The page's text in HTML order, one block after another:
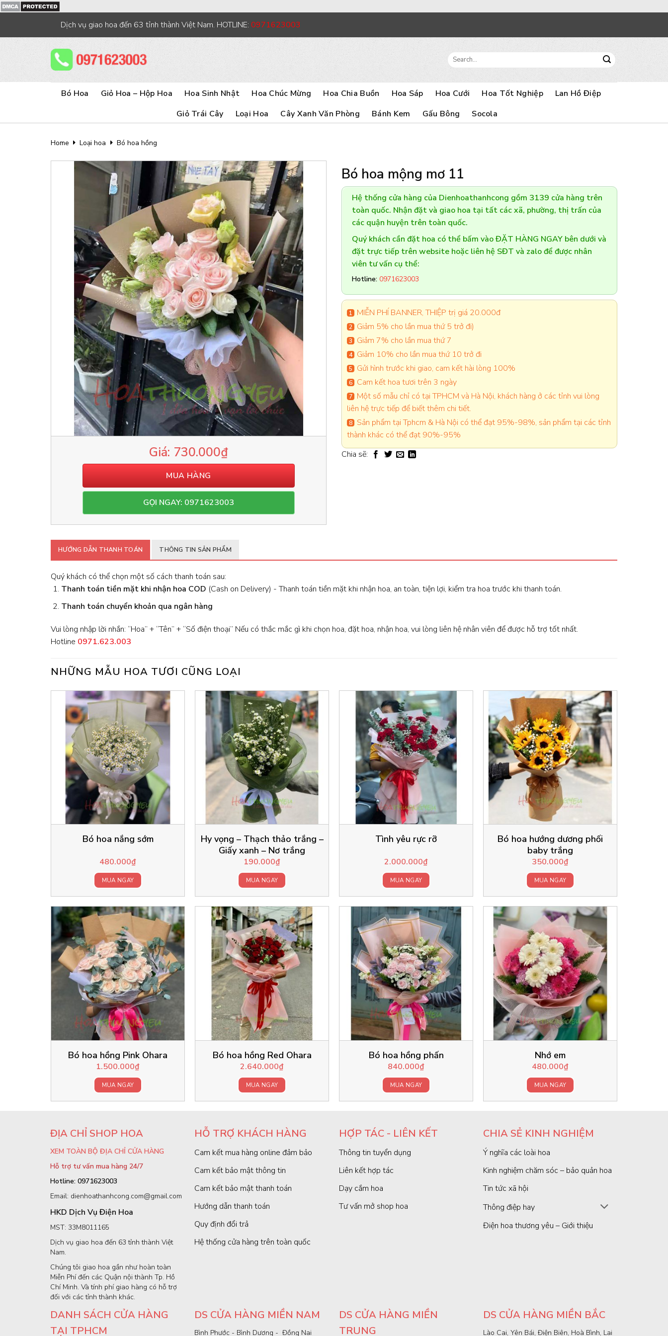
content
Dịch vụ giao hoa đến 63 tỉnh thành Việt Nam. HOTLINE: 0971623003
Search
for:
Bó Hoa Giỏ Hoa – Hộp Hoa Hoa Sinh Nhật Hoa Chúc Mừng Hoa Chia Buồn Hoa Sáp Hoa Cưới Hoa Tốt Nghiệp
Lan Hồ Điệp
Giỏ Trái Cây
Loại Hoa Cây Xanh Văn Phòng Bánh Kem Gấu Bông Socola
Home Loại hoa Bó hoa hồng
730.000₫
MUA HÀNG
GỌI NGAY: 0971623003
Bó hoa mộng mơ 11
Hệ thống cửa hàng của Dienhoathanhcong gồm 3139 cửa hàng trên
toàn quốc. Nhận đặt và giao hoa tại tất các xã, phường, thị trấn của
các quận huyện trên toàn quốc.
Quý khách cần đặt hoa có thể bấm vào ĐẶT HÀNG NGAY bên dưới và
đặt trực tiếp trên website hoặc liên hệ SĐT và zalo để được nhân
viên tư vấn cụ thể:
Hotline: 0971623003
MIỄN PHÍ BANNER, THIỆP trị giá 20.000đ
Giảm 5% cho lần mua thứ 5 trở đi)
Giảm 7% cho lần mua thứ 7
Giảm 10% cho lần mua thứ 10 trở đi
Gửi hình trước khi giao, cam kết hài lòng 100%
Cam kết hoa tươi trên 3 ngày
Một số mẫu chỉ có tại TPHCM và Hà Nội, khách hàng ở các tỉnh vui lòng
liên hệ trực tiếp để biết thêm chi tiết.
Sản phẩm tại Tphcm & Hà Nội có thể đạt 95%-98%, sản phẩm tại các tỉnh
thành khác có thể đạt 90%-95%
Chia sẽ:
HƯỚNG DẪN THANH TOÁN THÔNG TIN SẢN PHẨM
Quý khách có thể chọn một số cách thanh toán sau:
Thanh toán tiền mặt khi nhận hoa COD (Cash on Delivery) - Thanh toán tiền mặt khi nhận hoa, an toàn, tiện lợi, kiểm tra hoa trước khi thanh toán.
Thanh toán chuyển khoản qua ngân hàng
Vui lòng nhập lời nhắn: “Hoa” + “Tên” + “Số điện thoại” Nếu có thắc mắc gì khi chọn hoa, đặt hoa, nhận hoa, vui lòng liên hệ nhân viên để được hỗ trợ tốt nhất.
Hotline 0971.623.003
NHỮNG MẪU HOA TƯƠI CŨNG LOẠI
Bó hoa nắng sớm
480.000₫
MUA NGAY
Hy vọng – Thạch thảo trắng –
Giấy xanh – Nơ trắng
190.000₫
MUA NGAY
Tình yêu rực rỡ
2.000.000₫
MUA NGAY
Bó hoa hướng dương phối
baby trắng
350.000₫
MUA NGAY
Bó hoa hồng Pink Ohara
1.500.000₫
MUA NGAY
Bó hoa hồng Red Ohara
2.640.000₫
MUA NGAY
Bó hoa hồng phấn
840.000₫
MUA NGAY
Nhớ em
480.000₫
MUA NGAY
ĐỊA CHỈ SHOP HOA
XEM TOÀN BỘ ĐỊA CHỈ CỬA HÀNG
Hỗ trợ tư vấn mua hàng 24/7
Hotline: 0971623003
Email: dienhoathanhcong.com@gmail.com
HKD Dịch Vụ Điện Hoa
MST: 33M8011165
Dịch vụ giao hoa đến 63 tỉnh thành Việt
Nam.
Chúng tôi giao hoa gần như hoàn toàn
Miễn Phí đến các Quận nội thành Tp. Hồ
Chí Minh. Và tính phí giao hàng có hỗ trợ
đối với các tỉnh thành khác.
HỖ TRỢ KHÁCH HÀNG
Cam kết mua hàng online đảm bảo
Cam kết bảo mật thông tin
Cam kết bảo mật thanh toán
Hướng dẫn thanh toán
Quy định đổi trả
Hệ thống cửa hàng trên toàn quốc
HỢP TÁC - LIÊN KẾT
Thông tin tuyển dụng
Liên kết hợp tác
Dạy cắm hoa
Tư vấn mở shop hoa
CHIA SẺ KINH NGHIỆM
Ý nghĩa các loài hoa
Kinh nghiệm chăm sóc – bảo quản hoa
Tin tức xã hội
Thông điệp hay
Điện hoa thương yêu – Giới thiệu
DANH SÁCH CỬA HÀNG
TẠI TPHCM
DS CỬA HÀNG MIỀN NAM
Bình Phước - Bình Dương - Đồng Nai
DS CỬA HÀNG MIỀN
TRUNG
DS CỬA HÀNG MIỀN BẮC
Lào Cai, Yên Bái, Điện Biên, Hoà Bình, Lai